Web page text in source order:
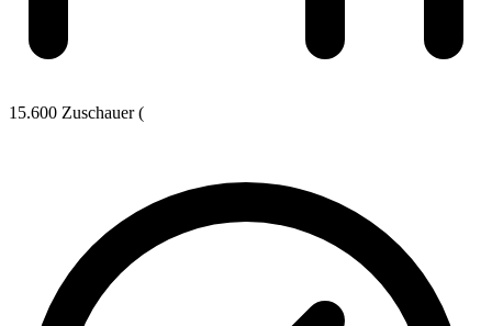
15.600 Zuschauer (